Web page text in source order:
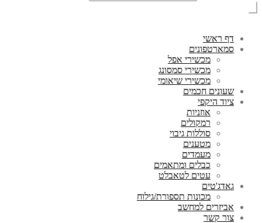
דף ראשי
סמארטפונים
מכשירי אפל
מכשירי סמסונג
מכשירי שיאומי
שעונים חכמים
ציוד היקפי
אוזניות
רמקולים
סוללות גיבוי
מטענים
מעמדים
כבלים ומתאמים
עטים לטאבלט
גאדג'טים
מכונות תספורת/גילוח
אביזרים למחשב
צור קשר